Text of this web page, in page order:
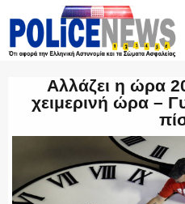
Αλλάζει η ώρα
χειμερινή ώρα –